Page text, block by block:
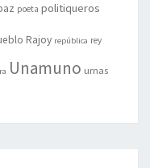
poeta politiqueros
Rajoy república rey
Unamuno urnas